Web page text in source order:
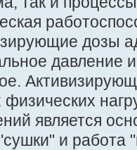
дозы
давление
является
и работа